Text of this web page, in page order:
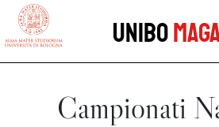
vai al contenuto della pagina
Unibo
Campionati